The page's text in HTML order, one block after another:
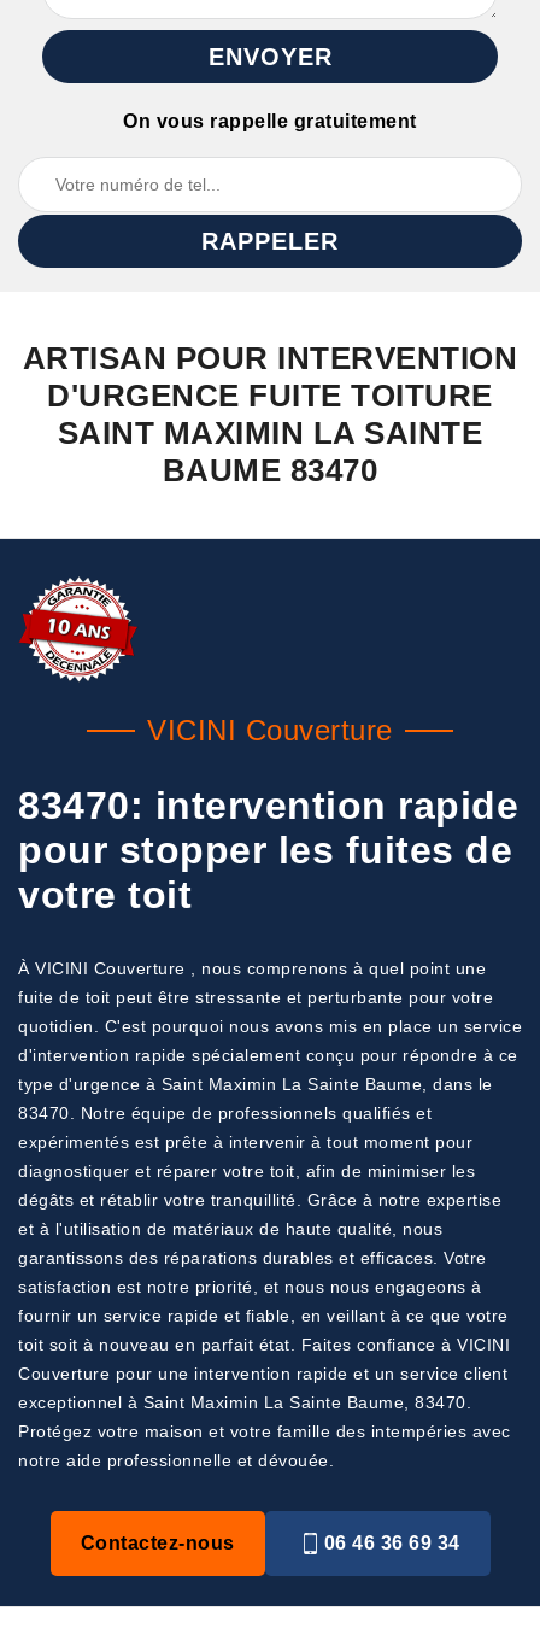
On vous rappelle gratuitement
ARTISAN POUR INTERVENTION
D'URGENCE FUITE TOITURE
SAINT MAXIMIN LA SAINTE
BAUME 83470
VICINI Couverture
83470: intervention rapide
pour stopper les fuites de
votre toit
À VICINI Couverture , nous comprenons à quel point une
fuite de toit peut être stressante et perturbante pour votre
quotidien. C'est pourquoi nous avons mis en place un service
d'intervention rapide spécialement conçu pour répondre à ce
type d'urgence à Saint Maximin La Sainte Baume, dans le
83470. Notre équipe de professionnels qualifiés et
expérimentés est prête à intervenir à tout moment pour
diagnostiquer et réparer votre toit, afin de minimiser les
dégâts et rétablir votre tranquillité. Grâce à notre expertise
et à l'utilisation de matériaux de haute qualité, nous
garantissons des réparations durables et efficaces. Votre
satisfaction est notre priorité, et nous nous engageons à
fournir un service rapide et fiable, en veillant à ce que votre
toit soit à nouveau en parfait état. Faites confiance à VICINI
Couverture pour une intervention rapide et un service client
exceptionnel à Saint Maximin La Sainte Baume, 83470.
Protégez votre maison et votre famille des intempéries avec
notre aide professionnelle et dévouée.
Contactez-nous 06 46 36 69 34